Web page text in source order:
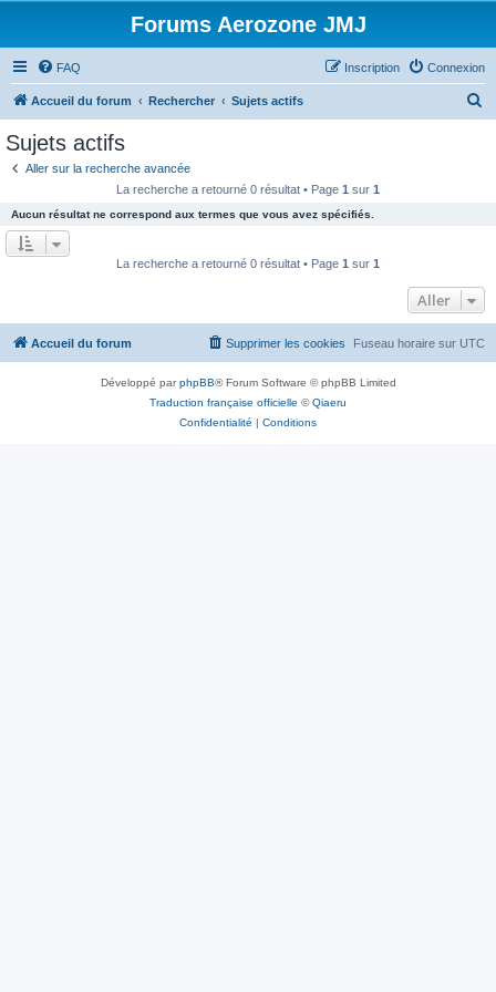
Forums Aerozone JMJ
FAQ Connexion
Inscription
Accueil du forum Rechercher Sujets actifs
e
Sujets actifs
Aller sur la recherche avancée
La recherche a retourné 0 résultat • Page 1 sur 1
Aucun résultat ne correspond aux termes que vous avez spécifiés.
La recherche a retourné 0 résultat • Page 1 sur 1
Aller
Accueil du forum Fuseau horaire sur UTC
Supprimer les cookies
Développé parphpBB® Forum Software © phpBB Limited
Traduction française officielle ©Qiaeru
Confidentialité | Conditions